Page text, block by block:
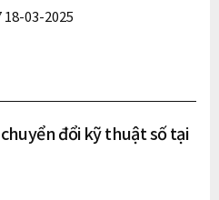
18-03-2025
đổi kỹ thuật số tại